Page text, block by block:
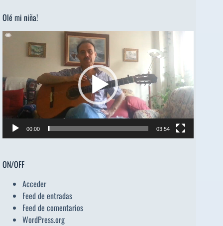
Olé mi niña!
Reproductor
00:00 03:54
ON/OFF
Acceder
Feed de entradas
Feed de comentarios
WordPress.org